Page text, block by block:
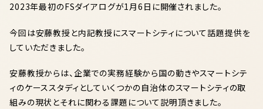
2023年最初のFSダイアログが1月6日に開催されました。
今回は安藤教授と内記教授にスマートシティについて話題提供を
していただきました。
安藤教授からは、企業での実務経験から国の動きやスマートシテ
ィのケーススタディとしていくつかの自治体のスマートシティの取
組みの現状とそれに関わる課題について説明頂きました。